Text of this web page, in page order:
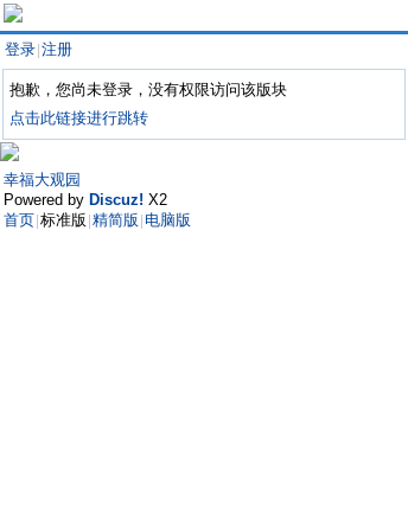
登录 注册
抱歉，您尚未登录，没有权限访问该版块
点击此链接进行跳转
幸福大观园
Powered by Discuz! X2
首页 标准版 精简版 电脑版